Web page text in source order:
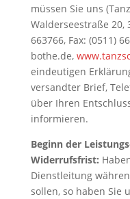
müssen Sie uns
Walderseestraße 20,
663766, Fax: (0511)
bothe.de,
eindeutigen
versandter Brief,
über Ihren
informieren.
Beginn der
Widerrufsfrist:
Dienstleitung
sollen, so haben Sie